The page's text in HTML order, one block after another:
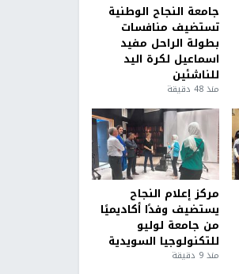
جامعة النجاح الوطنية
تستضيف منافسات
بطولة الراحل مفيد
اسماعيل لكرة اليد
للناشئين
منذ 48 دقيقة
مركز إعلام النجاح
يستضيف وفدًا أكاديميًا
من جامعة لوليو
للتكنولوجيا السويدية
منذ 9 دقيقة